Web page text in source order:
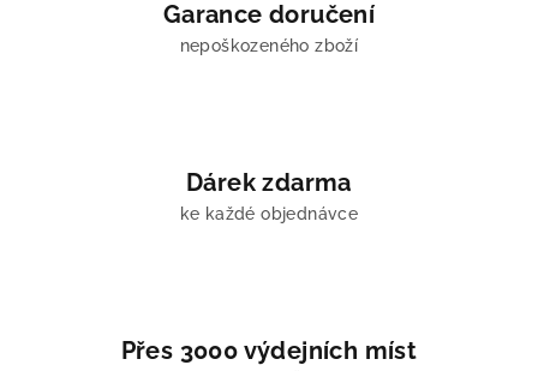
Garance doručení
nepoškozeného zboží
Dárek zdarma
ke každé objednávce
Přes 3000 výdejních míst